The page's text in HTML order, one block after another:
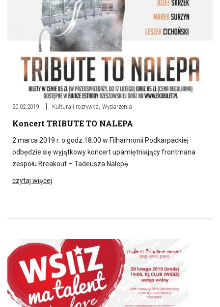
20.02.2019 Kultura i rozrywka, Wydarzenia
Koncert TRIBUTE TO NALEPA
2 marca 2019 r. o godz.18.00 w Filharmonii Podkarpackiej
odbędzie się wyjątkowy koncert upamiętniający frontmana
zespołu Breakout – Tadeusza Nalepę.
czytaj więcej